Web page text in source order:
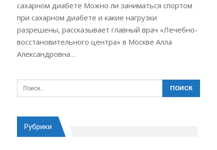
сахарном диабете Можно ли заниматься спортом
при сахарном диабете и какие нагрузки
разрешены, рассказывает главный врач «Лечебно-
восстановительного центра» в Москве Алла
Александровна…
Рубрики